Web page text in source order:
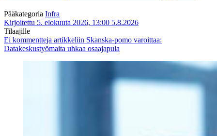
Pääkategoria Infra
Kirjoitettu 5. elokuuta 2026, 13:00 5.8.2026
Tilaajille
Ei kommentteja artikkeliin Skanska-pomo varoittaa:
Datakeskustyömaita uhkaa osaajapula